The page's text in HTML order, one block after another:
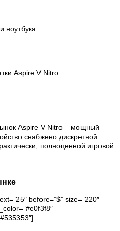
ноутбука
Aspire V Nitro
Aspire V Nitro – мощный
снабжено дискретной
полноценной игровой
before=”$” size=”220″